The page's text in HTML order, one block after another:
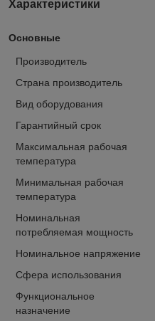
Характеристики
Основные
Производитель
Страна производитель
Вид оборудования
Гарантийный срок
Максимальная рабочая
температура
Минимальная рабочая
температура
Номинальная
потребляемая мощность
Номинальное напряжение
Сфера использования
Функциональное
назначение